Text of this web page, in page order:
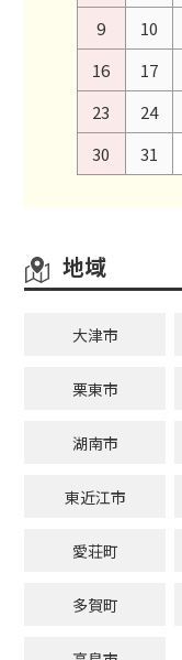
9
10
16
17
23
24
30
31
地域
大津市
栗東市
湖南市
東近江市
愛荘町
多賀町